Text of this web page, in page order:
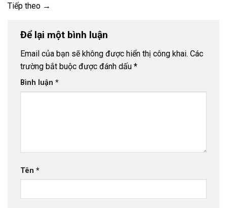
Tiếp theo →
Để lại một bình luận
Email của bạn sẽ không được hiển thị công khai. Các
trường bắt buộc được đánh dấu *
Bình luận *
Tên *